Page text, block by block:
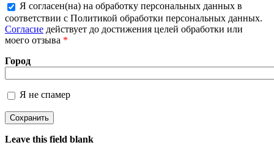
Более подробная информация о текстовых форматах
Я согласен(на) на обработку персональных данных в
соответствии с Политикой обработки персональных данных.
Согласие действует до достижения целей обработки или
моего отзыва *
Город
Я не спамер
Я спамер
Leave this field blank